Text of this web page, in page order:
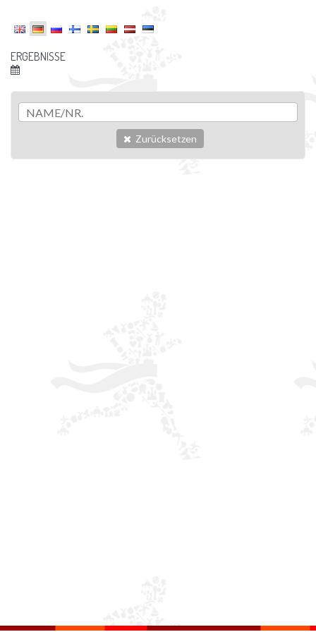
ERGEBNISSE
Zurücksetzen